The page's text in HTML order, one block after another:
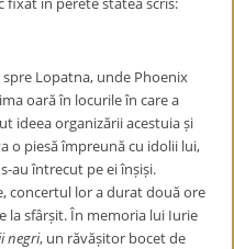
spre Lopatna, unde Phoenix
oară în locurile în care a
ideea organizării acestuia și
o piesă împreună cu idolii lui,
au întrecut pe ei înșiși.
concertul lor a durat două ore
la sfârșit. În memoria lui Iurie
negri, un răvășitor bocet de